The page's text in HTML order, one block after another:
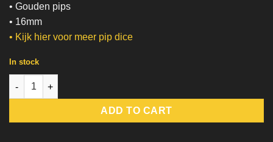
• Gouden pips
• 16mm
• Kijk hier voor meer pip dice
In stock
Caramel Latte | Pip Dice quantity
ADD TO CART